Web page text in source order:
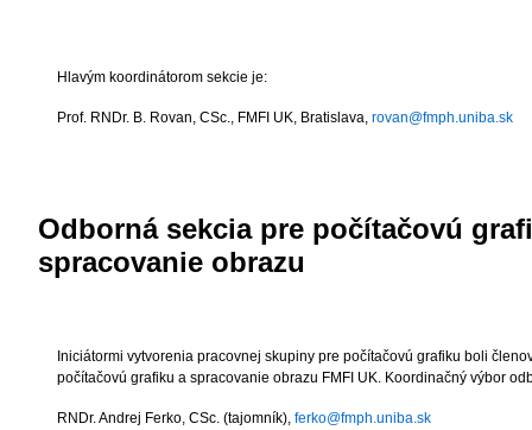
Hlavým koordinátorom sekcie je:
Prof. RNDr. B. Rovan, CSc., FMFI UK, Bratislava, rovan@fmph.uniba.sk
Odborná sekcia pre počítačovú
spracovanie obrazu
Iniciátormi vytvorenia pracovnej skupiny pre počítačovú grafiku boli
počítačovú grafiku a spracovanie obrazu FMFI UK. Koordinačný výbor
RNDr. Andrej Ferko, CSc. (tajomník), ferko@fmph.uniba.sk